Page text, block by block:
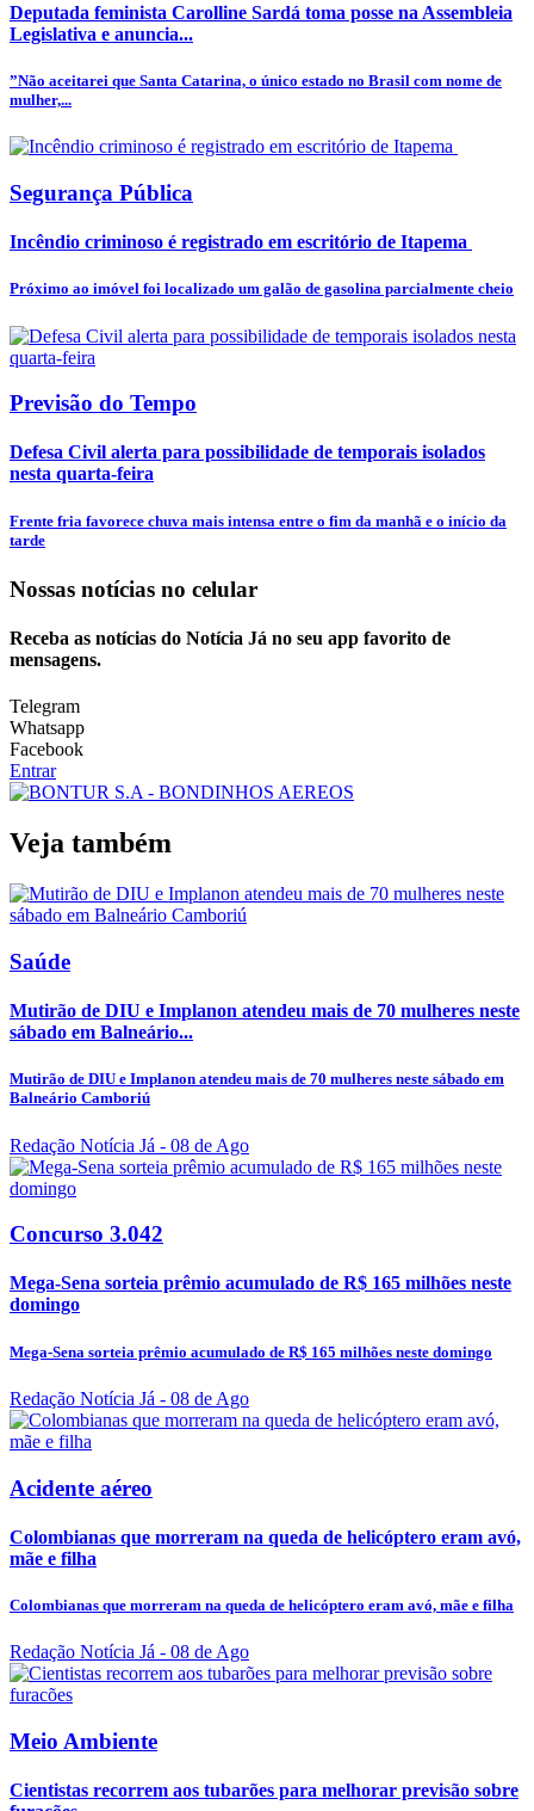
Deputada feminista Carolline Sardá toma posse na Assembleia
Legislativa e anuncia...
”Não aceitarei que Santa Catarina, o único estado no Brasil com nome de
mulher,...
Segurança Pública
Incêndio criminoso é registrado em escritório de Itapema
Próximo ao imóvel foi localizado um galão de gasolina parcialmente cheio
Previsão do Tempo
Defesa Civil alerta para possibilidade de temporais isolados
nesta quarta-feira
Frente fria favorece chuva mais intensa entre o fim da manhã e o início da
tarde
Nossas notícias no celular
Receba as notícias do Notícia Já no seu app favorito de
mensagens.
Telegram
Whatsapp
Facebook
Entrar
Veja também
Saúde
Mutirão de DIU e Implanon atendeu mais de 70 mulheres neste
sábado em Balneário...
Mutirão de DIU e Implanon atendeu mais de 70 mulheres neste sábado em
Balneário Camboriú
Redação Notícia Já - 08 de Ago
Concurso 3.042
Mega-Sena sorteia prêmio acumulado de R$ 165 milhões neste
domingo
Mega-Sena sorteia prêmio acumulado de R$ 165 milhões neste domingo
Redação Notícia Já - 08 de Ago
Acidente aéreo
Colombianas que morreram na queda de helicóptero eram avó,
mãe e filha
Colombianas que morreram na queda de helicóptero eram avó, mãe e filha
Redação Notícia Já - 08 de Ago
Meio Ambiente
Cientistas recorrem aos tubarões para melhorar previsão sobre